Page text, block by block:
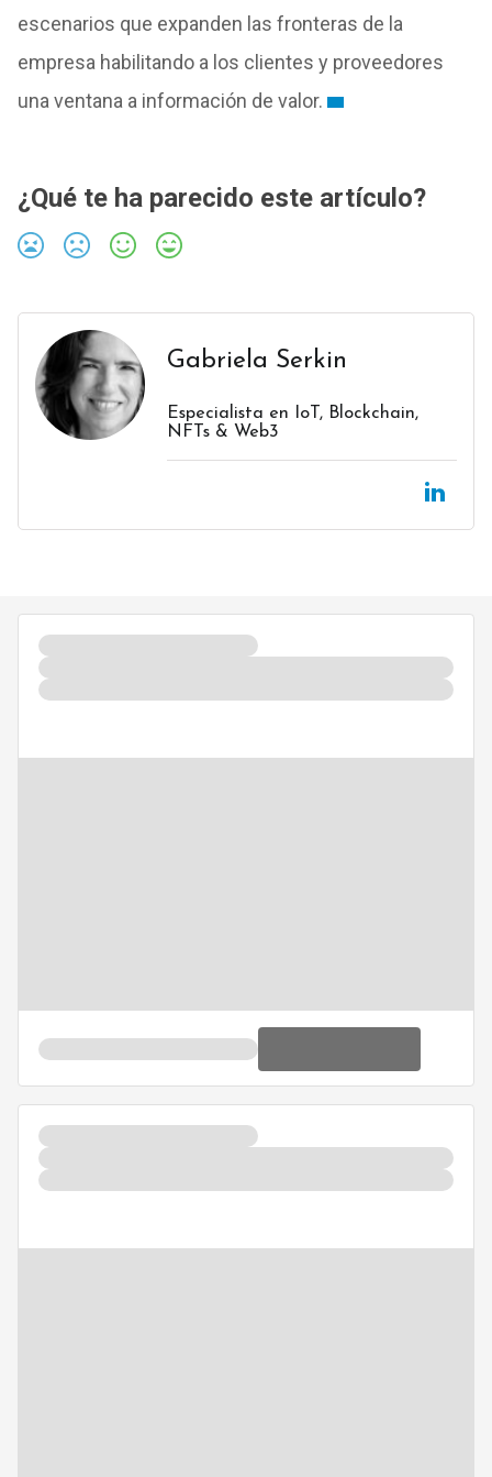
escenarios que expanden las fronteras de la
empresa habilitando a los clientes y proveedores
una ventana a información de valor.
¿Qué te ha parecido este artículo?
Gabriela Serkin
Especialista en IoT, Blockchain,
NFTs & Web3